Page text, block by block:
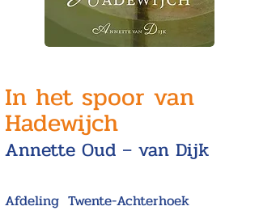
In het spoor van
Hadewijch
Annette Oud – van Dijk
Afdeling Twente-Achterhoek